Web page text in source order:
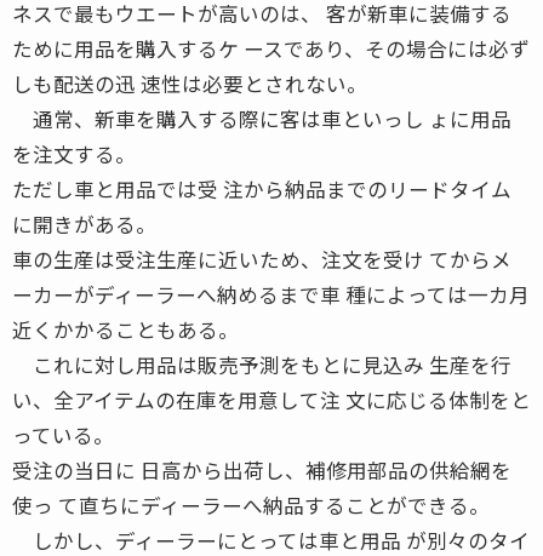
ネスで最もウエートが高いのは、 客が新車に装備する
ために用品を購入するケ ースであり、その場合には必ず
しも配送の迅 速性は必要とされない。
通常、新車を購入する際に客は車といっし ょに用品
を注文する。
ただし車と用品では受 注から納品までのリードタイム
に開きがある。
車の生産は受注生産に近いため、注文を受け てからメ
ーカーがディーラーへ納めるまで車 種によっては一カ月
近くかかることもある。
これに対し用品は販売予測をもとに見込み 生産を行
い、全アイテムの在庫を用意して注 文に応じる体制をと
っている。
受注の当日に 日高から出荷し、補修用部品の供給網を
使っ て直ちにディーラーへ納品することができる。
しかし、ディーラーにとっては車と用品 が別々のタイ